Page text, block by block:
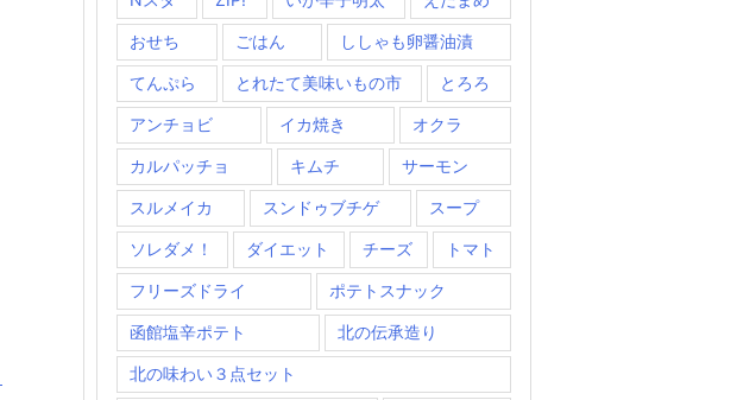
おせち ごはん ししゃも卵醤油漬
てんぷら とれたて美味いもの市 とろろ
アンチョビ イカ焼き オクラ
カルパッチョ キムチ サーモン
スルメイカ スンドゥブチゲ スープ
ソレダメ！ ダイエット チーズ トマト
フリーズドライ ポテトスナック
函館塩辛ポテト 北の伝承造り
北の味わい３点セット